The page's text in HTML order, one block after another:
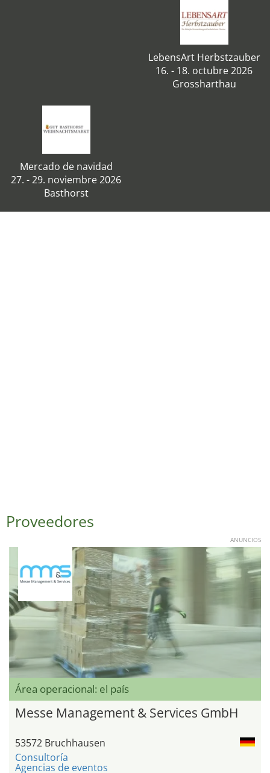
LebensArt Herbstzauber
16. - 18. octubre 2026
Grossharthau
Mercado de navidad
27. - 29. noviembre 2026
Basthorst
Proveedores
ANUNCIOS
Área operacional: el país
Messe Management & Services GmbH
53572 Bruchhausen
Consultoría
Agencias de eventos